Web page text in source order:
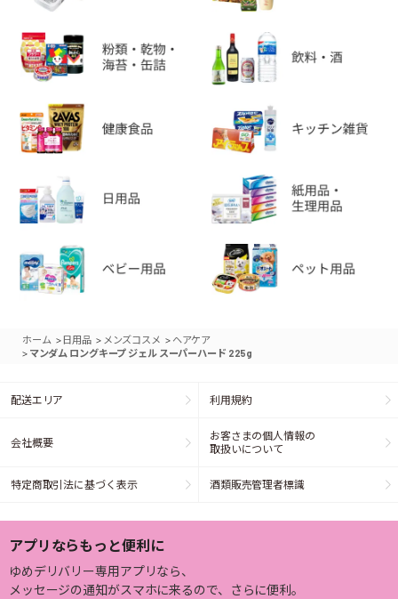
ホーム > 日用品 > メンズコスメ > ヘアケア
> マンダム ロングキープ ジェル スーパーハード 225g
配送エリア 利用規約
会社概要
お客さまの個人情報の
取扱いについて
特定商取引法に基づく表示 酒類販売管理者標識
アプリならもっと便利に
ゆめデリバリー専用アプリなら、
メッセージの通知がスマホに来るので、さらに便利。